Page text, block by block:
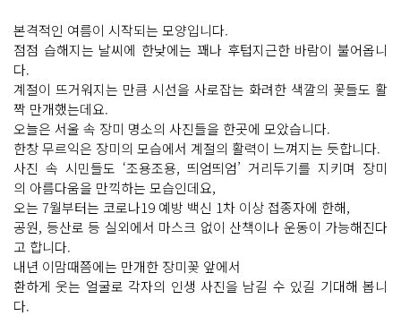
털
복 기 변
경
하
기
변
하
기
본격적인 여름이 시작되는 모양입니다.
점점 습해지는 날씨에 한낮에는 꽤나 후텁지근한 바람이 불어옵니
다.
계절이 뜨거워지는 만큼 시선을 사로잡는 화려한 색깔의 꽃들도 활
짝 만개했는데요.
오늘은 서울 속 장미 명소의 사진들을 한곳에 모았습니다.
한창 무르익은 장미의 모습에서 계절의 활력이 느껴지는 듯합니다.
사진 속 시민들도 ‘조용조용, 띄엄띄엄’ 거리두기를 지키며 장미
의 아름다움을 만끽하는 모습인데요,
오는 7월부터는 코로나19 예방 백신 1차 이상 접종자에 한해,
공원, 등산로 등 실외에서 마스크 없이 산책이나 운동이 가능해진다
고 합니다.
내년 이맘때쯤에는 만개한 장미꽃 앞에서
환하게 웃는 얼굴로 각자의 인생 사진을 남길 수 있길 기대해 봅니
다.